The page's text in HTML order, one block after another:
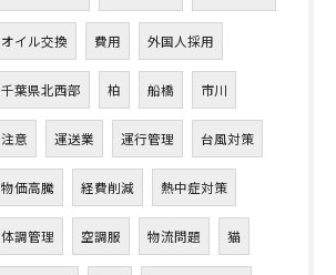
オイル交換 費用 外国人採用
千葉県北西部 柏 船橋 市川
注意 運送業 運行管理 台風対策
物価高騰 経費削減 熱中症対策
体調管理 空調服 物流問題 猫